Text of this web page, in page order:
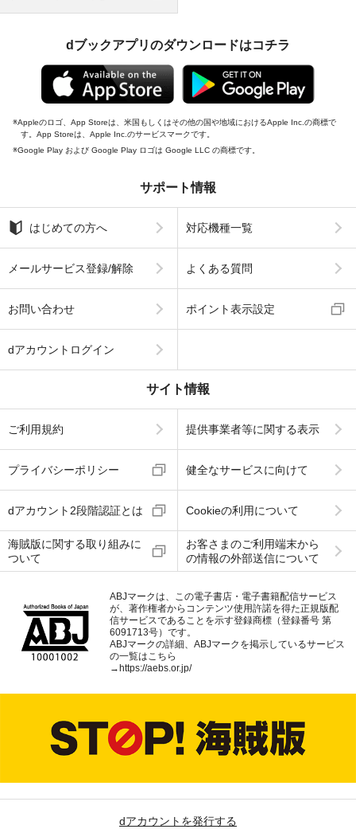
dブックアプリのダウンロードはコチラ
Appleのロゴ、App Storeは、米国もしくはその他の国や地域におけるApple Inc.の商標で
す。App Storeは、Apple Inc.のサービスマークです。
Google Play および Google Play ロゴは Google LLC の商標です。
サポート情報
はじめての方へ 対応機種一覧
メールサービス登録/解除 よくある質問
お問い合わせ ポイント表示設定
dアカウントログイン
サイト情報
ご利用規約 提供事業者等に関する表示
プライバシーポリシー 健全なサービスに向けて
dアカウント2段階認証とは Cookieの利用について
海賊版に関する取り組みに
ついて
お客さまのご利用端末から
の情報の外部送信について
ABJマークは、この電子書店・電子書籍配信サービス
が、著作権者からコンテンツ使用許諾を得た正規版配
信サービスであることを示す登録商標（登録番号 第
6091713号）です。
ABJマークの詳細、ABJマークを掲示しているサービス
の一覧はこちら
→ https://aebs.or.jp/
dアカウントを発行する